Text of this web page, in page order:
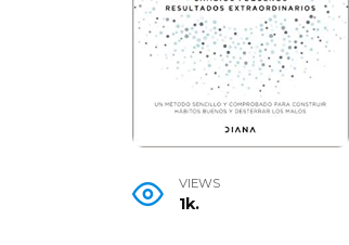
VIEWS
1k.